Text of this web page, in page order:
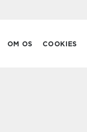
OM OS COOKIES